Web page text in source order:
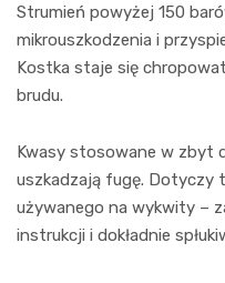
Strumień powyżej 150
mikrouszkodzenia i
Kostka staje się
brudu.
Kwasy stosowane w zbyt
uszkadzają fugę. Dotyczy
używanego na wykwity –
instrukcji i dokładnie